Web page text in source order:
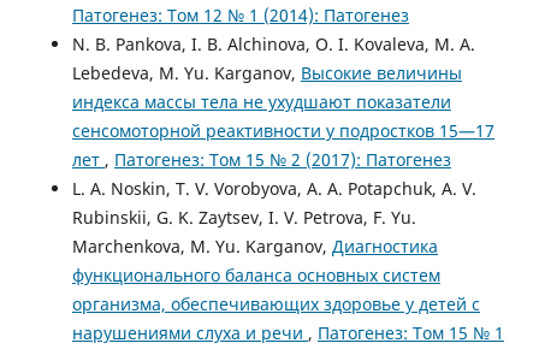
Патогенез: Том 12 № 1 (2014): Патогенез
N. B. Pankova, I. B. Alchinova, O. I. Kovaleva, M. A.
Lebedeva, M. Yu. Karganov, Высокие величины
индекса массы тела не ухудшают показатели
сенсомоторной реактивности у подростков 15—17
лет , Патогенез: Том 15 № 2 (2017): Патогенез
L. A. Noskin, T. V. Vorobyova, A. A. Potapchuk, A. V.
Rubinskii, G. K. Zaytsev, I. V. Petrova, F. Yu.
Marchenkova, M. Yu. Karganov, Диагностика
функционального баланса основных систем
организма, обеспечивающих здоровье у детей с
нарушениями слуха и речи , Патогенез: Том 15 № 1